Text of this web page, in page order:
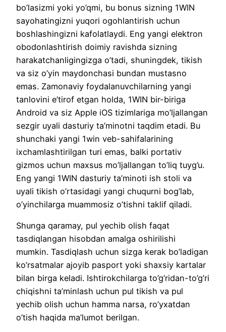
bo’lasizmi yoki yo’qmi, bu bonus sizning 1WIN
sayohatingizni yuqori ogohlantirish uchun
boshlashingizni kafolatlaydi. Eng yangi elektron
obodonlashtirish doimiy ravishda sizning
harakatchanligingizga o’tadi, shuningdek, tikish
va siz o’yin maydonchasi bundan mustasno
emas. Zamonaviy foydalanuvchilarning yangi
tanlovini e’tirof etgan holda, 1WIN bir-biriga
Android va siz Apple iOS tizimlariga mo’ljallangan
sezgir uyali dasturiy ta’minotni taqdim etadi. Bu
shunchaki yangi 1win veb-sahifalarining
ixchamlashtirilgan turi emas, balki portativ
gizmos uchun maxsus mo’ljallangan to’liq tuyg’u.
Eng yangi 1WIN dasturiy ta’minoti ish stoli va
uyali tikish o’rtasidagi yangi chuqurni bog’lab,
o’yinchilarga muammosiz o’tishni taklif qiladi.
Shunga qaramay, pul yechib olish faqat
tasdiqlangan hisobdan amalga oshirilishi
mumkin. Tasdiqlash uchun sizga kerak bo’ladigan
ko’rsatmalar ajoyib pasport yoki shaxsiy kartalar
bilan birga keladi. Ishtirokchilarga to’g’ridan-to’g’ri
chiqishni ta’minlash uchun pul tikish va pul
yechib olish uchun hamma narsa, ro’yxatdan
o’tish haqida ma’lumot berilgan.